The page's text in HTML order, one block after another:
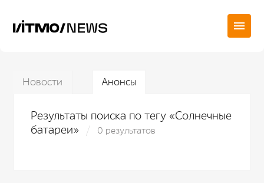
Новости Анонсы
Результаты поиска по тегу «Солнечные
батареи»
0 результатов